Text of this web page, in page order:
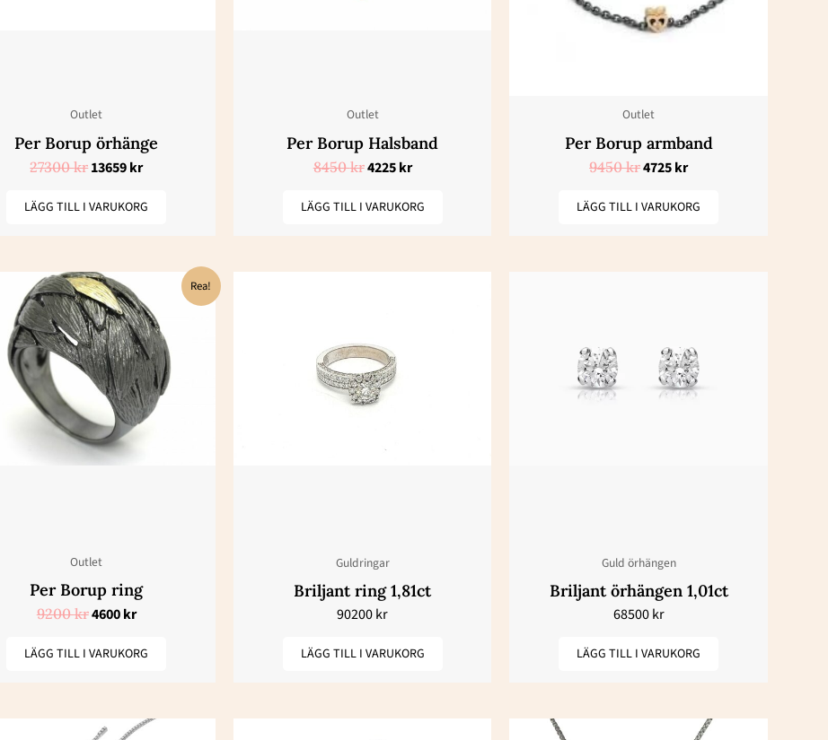
Outlet
Per Borup örhänge
27300kr13659kr
LÄGG TILL I VARUKORG
Outlet
Per Borup Halsband
8450kr4225kr
LÄGG TILL I VARUKORG
Outlet
Per Borup armband
9450kr4725kr
LÄGG TILL I VARUKORG
Rea!
Outlet
Per Borup ring
9200kr
Det
ursprungliga
priset
var:
9200 kr.
4600kr
nuvarande
priset
är:
4600 kr.
LÄGG TILL I VARUKORG
Guldringar
Briljant ring 1,81ct
90200kr
LÄGG TILL I VARUKORG
Guld örhängen
Briljant örhängen 1,01ct
68500kr
LÄGG TILL I VARUKORG